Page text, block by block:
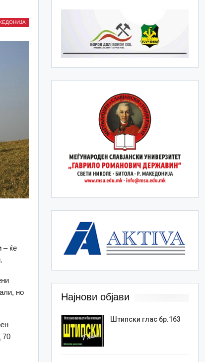
– ќе
но
70
Најнови објави
Штипски глас бр.163